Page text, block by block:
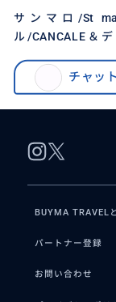
サンマロ/St
ル/CANCALE＆
も美しい村 往復チ
動
チャッ
サンマロ/St malo＆カ
BUYMA TRAVEL
パートナー登録
お問い合わせ